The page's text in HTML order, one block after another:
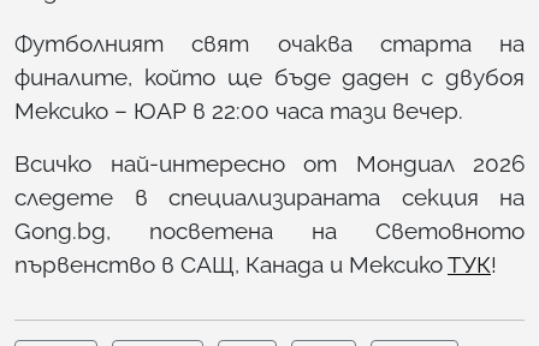
Футболният свят очаква старта на
финалите, който ще бъде даден с двубоя
Мексико – ЮАР в 22:00 часа тази вечер.
Всичко най-интересно от Мондиал 2026
следете в специализираната секция на
Gong.bg, посветена на Световното
първенство в САЩ, Канада и МексикоТУК!